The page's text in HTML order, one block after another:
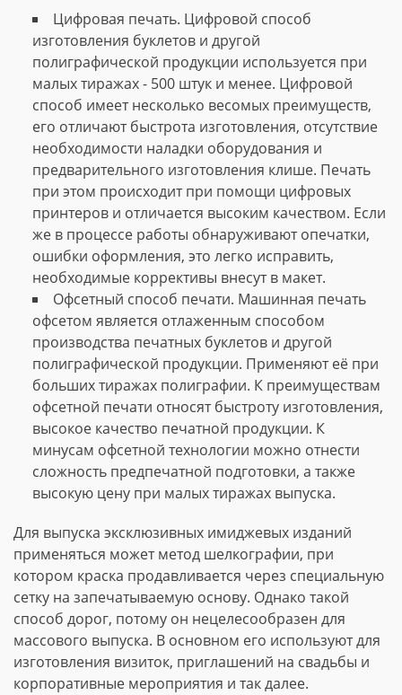
Цифровая печать. Цифровой способ
изготовления буклетов и другой
полиграфической продукции используется при
малых тиражах - 500 штук и менее. Цифровой
способ имеет несколько весомых преимуществ,
его отличают быстрота изготовления, отсутствие
необходимости наладки оборудования и
предварительного изготовления клише. Печать
при этом происходит при помощи цифровых
принтеров и отличается высоким качеством. Если
же в процессе работы обнаруживают опечатки,
ошибки оформления, это легко исправить,
необходимые коррективы внесут в макет.
Офсетный способ печати. Машинная печать
офсетом является отлаженным способом
производства печатных буклетов и другой
полиграфической продукции. Применяют её при
больших тиражах полиграфии. К преимуществам
офсетной печати относят быстроту изготовления,
высокое качество печатной продукции. К
минусам офсетной технологии можно отнести
сложность предпечатной подготовки, а также
высокую цену при малых тиражах выпуска.
Для выпуска эксклюзивных имиджевых изданий
применяться может метод шелкографии, при
котором краска продавливается через специальную
сетку на запечатываемую основу. Однако такой
способ дорог, потому он нецелесообразен для
массового выпуска. В основном его используют для
изготовления визиток, приглашений на свадьбы и
корпоративные мероприятия и так далее.